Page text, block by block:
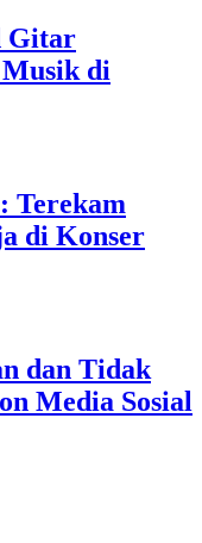
Gitar
di
Terekam
di Konser
dan Tidak
Media Sosial